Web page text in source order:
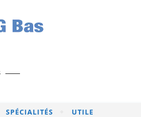
SPÉCIALITÉS UTILE